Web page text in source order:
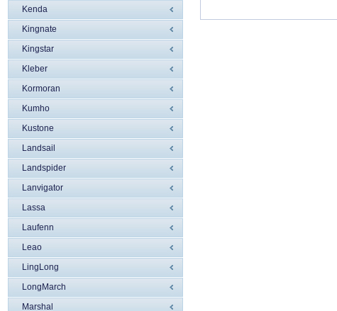
Kenda
Kingnate
Kingstar
Kleber
Kormoran
Kumho
Kustone
Landsail
Landspider
Lanvigator
Lassa
Laufenn
Leao
LingLong
LongMarch
Marshal